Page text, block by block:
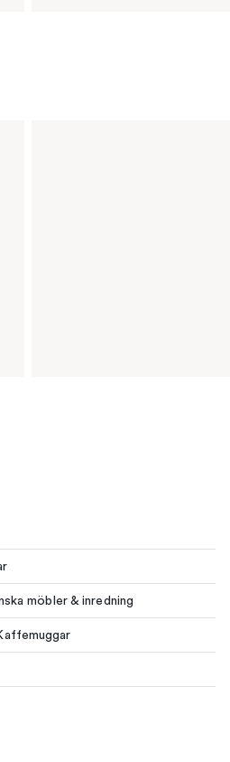
möbler & inredning